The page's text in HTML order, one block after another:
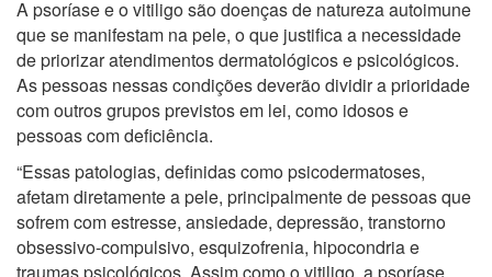
A psoríase e o vitiligo são doenças de natureza autoimune
que se manifestam na pele, o que justifica a necessidade
de priorizar atendimentos dermatológicos e psicológicos.
As pessoas nessas condições deverão dividir a prioridade
com outros grupos previstos em lei, como idosos e
pessoas com deficiência.
“Essas patologias, definidas como psicodermatoses,
afetam diretamente a pele, principalmente de pessoas que
sofrem com estresse, ansiedade, depressão, transtorno
obsessivo-compulsivo, esquizofrenia, hipocondria e